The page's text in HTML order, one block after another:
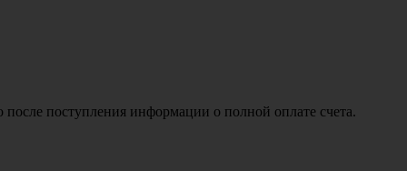
поступления информации о полной оплате счета.